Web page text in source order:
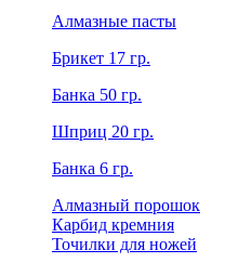
Алмазные пасты
Брикет 17 гр.
Банка 50 гр.
Шприц 20 гр.
Банка 6 гр.
Алмазный порошок
Карбид кремния
Точилки для ножей